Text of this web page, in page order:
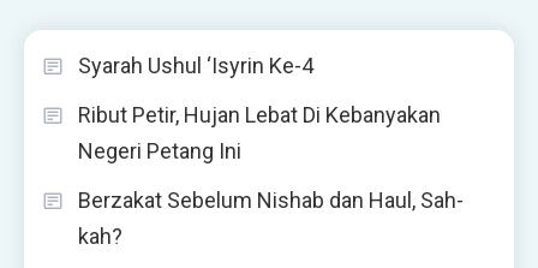
Syarah Ushul ‘Isyrin Ke-4
Ribut Petir, Hujan Lebat Di Kebanyakan
Negeri Petang Ini
Berzakat Sebelum Nishab dan Haul, Sah-
kah?